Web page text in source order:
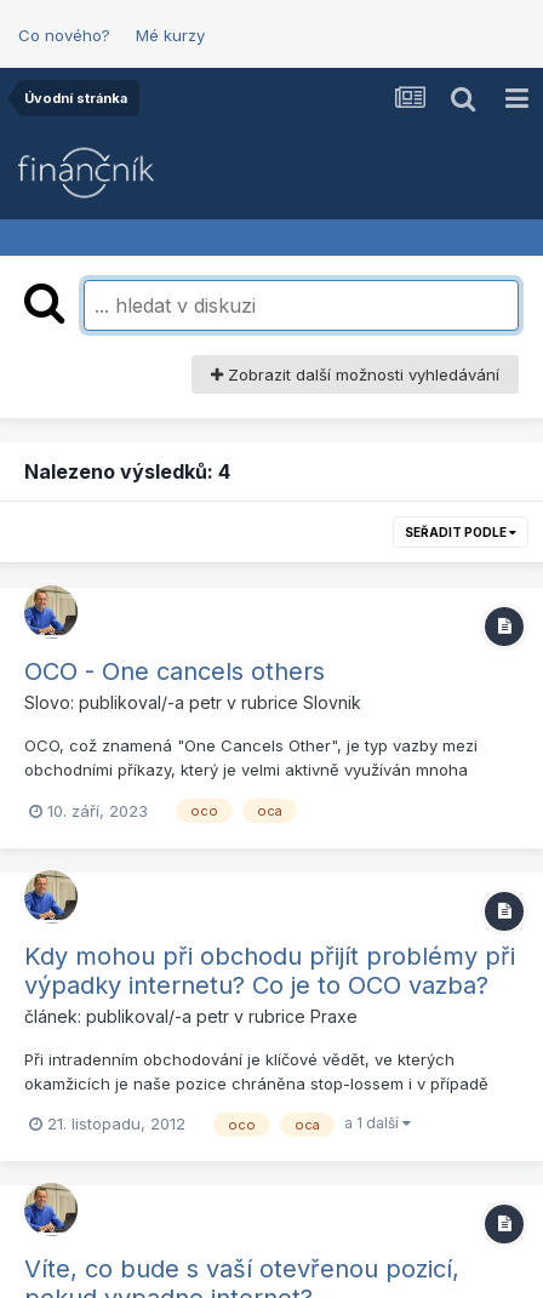
Co nového? Mé kurzy
Úvodní stránka
Zobrazit další možnosti vyhledávání
Nalezeno výsledků: 4
SEŘADIT PODLE
OCO - One cancels others
Slovo: publikoval/-a petr v rubrice Slovnik
OCO, což znamená "One Cancels Other", je typ vazby mezi
obchodními příkazy, který je velmi aktivně využíván mnoha
kapitálu. Představte si, že sledujete akcii XY, která se aktuálně
10. září, 2023 oco oca
Kdy mohou při obchodu přijít problémy při
výpadky internetu? Co je to OCO vazba?
článek: publikoval/-a petr v rubrice Praxe
Při intradenním obchodování je klíčové vědět, ve kterých
okamžicích je naše pozice chráněna stop-lossem i v případě
nejrychleji, protože naše pozice chráněná být nemusí. Zde je
ve své...
21. listopadu, 2012 oco oca a 1 další
Víte, co bude s vaší otevřenou pozicí,